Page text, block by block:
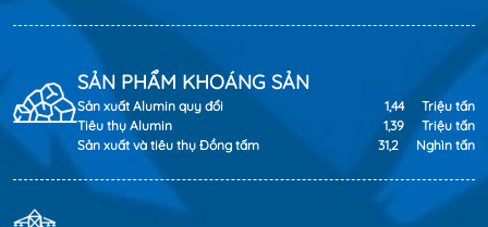
SẢN PHẨM KHOÁNG SẢN
Sản xuất Alumin quy đổi 1,44
Triệu tấn
Tiêu thụ Alumin
1,39
Triệu tấn
Sản xuất và tiêu thụ Đồng tấm
31,2 Nghìn tấn